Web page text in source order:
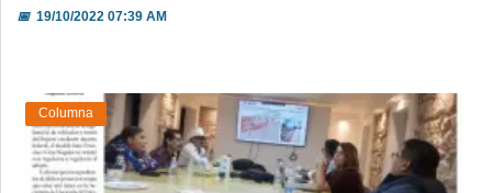
📅19/10/2022 07:39 AM
Columna